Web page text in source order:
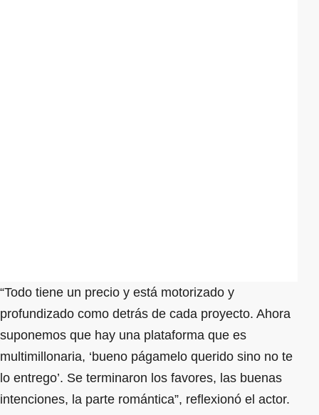
“Todo tiene un precio y está motorizado y
profundizado como detrás de cada proyecto. Ahora
suponemos que hay una plataforma que es
multimillonaria, ‘bueno págamelo querido sino no te
lo entrego’. Se terminaron los favores, las buenas
intenciones, la parte romántica”, reflexionó el actor.